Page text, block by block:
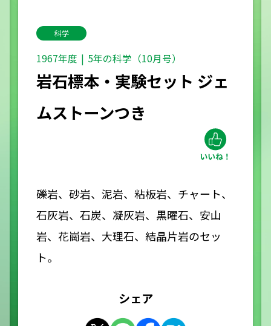
科学
1967年度 5年の科学（10月号）
岩石標本・実験セット ジェ
ムストーンつき
礫岩、砂岩、泥岩、粘板岩、チャート、
石灰岩、石炭、凝灰岩、黒曜石、安山
岩、花崗岩、大理石、結晶片岩のセッ
ト。
シェア